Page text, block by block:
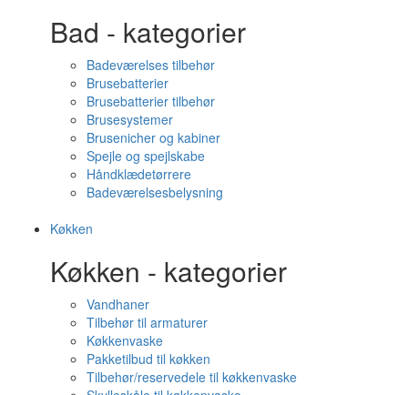
Bad - kategorier
Badeværelses tilbehør
Brusebatterier
Brusebatterier tilbehør
Brusesystemer
Brusenicher og kabiner
Spejle og spejlskabe
Håndklædetørrere
Badeværelsesbelysning
Køkken
Køkken - kategorier
Vandhaner
Tilbehør til armaturer
Køkkenvaske
Pakketilbud til køkken
Tilbehør/reservedele til køkkenvaske